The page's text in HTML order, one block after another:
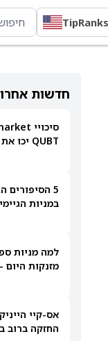
חדשות
QUBT יכו את תחזיות הדוח ביום שני?
5
במניות
מזנקות